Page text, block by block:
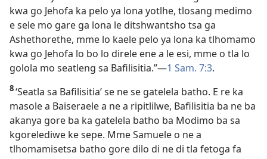
kwa go Jehofa ka pelo ya lona yotlhe, tlosang medimo
e sele mo gare ga lona le ditshwantsho tsa ga
Ashethorethe, mme lo kaele pelo ya lona ka tlhomamo
kwa go Jehofa lo bo lo direle ene a le esi, mme o tla lo
golola mo seatleng sa Bafilisitia.”—1 Sam. 7:3.
8‘Seatla sa Bafilisitia’ se ne se gatelela batho. E re ka
masole a Baiseraele a ne a ripitlilwe, Bafilisitia ba ne ba
akanya gore ba ka gatelela batho ba Modimo ba sa
kgorelediwe ke sepe. Mme Samuele o ne a
tlhomamisetsa batho gore dilo di ne di tla fetoga fa